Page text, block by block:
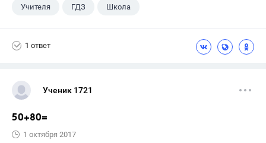
Учителя ГДЗ Школа
1 ответ
Ученик 1721
50+80=
1 октября 2017